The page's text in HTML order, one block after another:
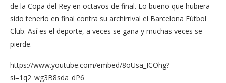
de la Copa del Rey en octavos de final. Lo bueno que hubiera
sido tenerlo en final contra su archirrival el Barcelona Fútbol
Club. Así es el deporte, a veces se gana y muchas veces se
pierde.
https://www.youtube.com/embed/8oUsa_ICOhg?
si=1q2_wg3B8sda_dP6